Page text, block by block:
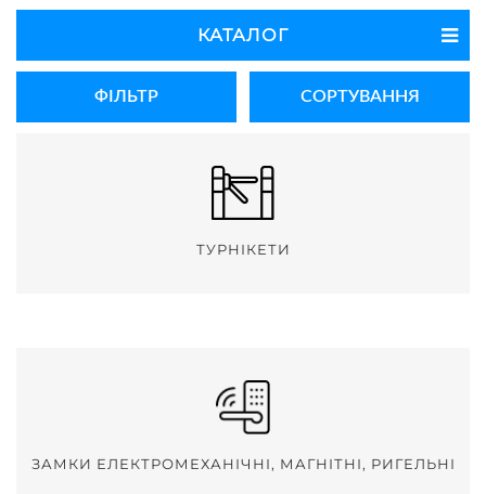
КАТАЛОГ
ФІЛЬТР СОРТУВАННЯ
ТУРНІКЕТИ
ЗАМКИ ЕЛЕКТРОМЕХАНІЧНІ, МАГНІТНІ, РИГЕЛЬНІ